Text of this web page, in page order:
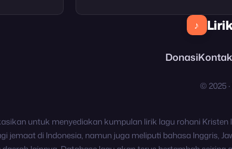
♪
DonasiKontak
© 2025
untuk menyediakan kumpulan lirik lagu rohani Kristen
jemaat di Indonesia, namun juga meliputi bahasa Inggris,